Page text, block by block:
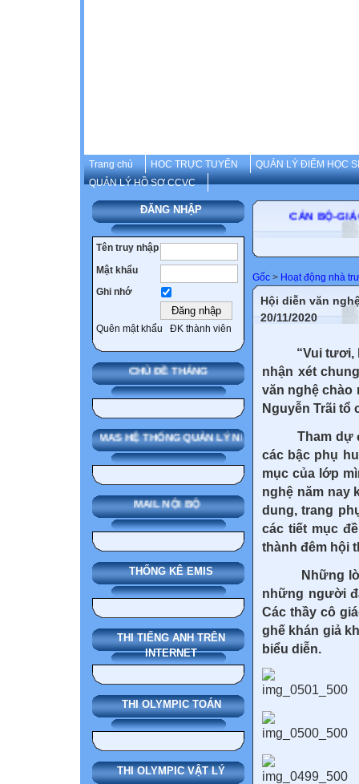
Trang chủ HOC TRỰC TUYẾN
QUẢN LÝ ĐIỂM HỌC
QUẢN LÝ HỒ SƠ CCVC
ĐĂNG NHẬP
Tên truy nhập
Mật khẩu
Ghi nhớ
Quên mật khẩu ĐK thành viên
CHỦ ĐỀ THÁNG
SMAS HỆ THỐNG QUẢN LÝ NHÀ TRƯỜNG
MAIL NỘI BỘ
THỐNG KÊ EMIS
THI TIẾNG ANH TRÊN
INTERNET
THI OLYMPIC TOÁN
THI OLYMPIC VẬT LÝ
CÁN
Gốc > Hoạt động nhà
Hội diễn văn
20/11/2020
“Vui tươi,
nhận xét
văn nghệ chào
Nguyễn Trãi tổ
Tham dự
các bậc phụ
mục của lớp
nghệ năm nay
dung, trang
các tiết mục
thành đêm hội
Những lời ca
những người
Các thầy cô
ghế khán giả
biểu diễn.